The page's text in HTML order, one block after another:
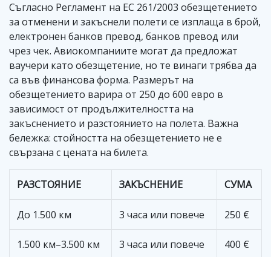
Съгласно Регламент на ЕС 261/2003 обезщетението
за отменени и закъснели полети се изплаща в брой,
електронен банков превод, банков превод или
чрез чек. Авиокомпаниите могат да предложат
ваучери като обезщетение, но те винаги трябва да
са във финансова форма. Размерът на
обезщетението варира от 250 до 600 евро в
зависимост от продължителността на
закъснението и разстоянието на полета. Важна
бележка: стойността на обезщетението не е
свързана с цената на билета.
РАЗСТОЯНИЕ ЗАКЪСНЕНИЕ СУМА
До 1.500 км 3 часа или повече 250 €
1.500 км–3.500 км 3 часа или повече 400 €